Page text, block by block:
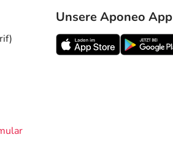
Unsere Aponeo App